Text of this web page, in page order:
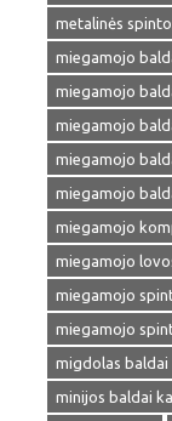
metalinės
miegamojo
miegamojo
miegamojo
miegamojo
miegamojo
miegamojo
miegamojo
miegamojo
miegamojo
migdolas baldai
minijos baldai